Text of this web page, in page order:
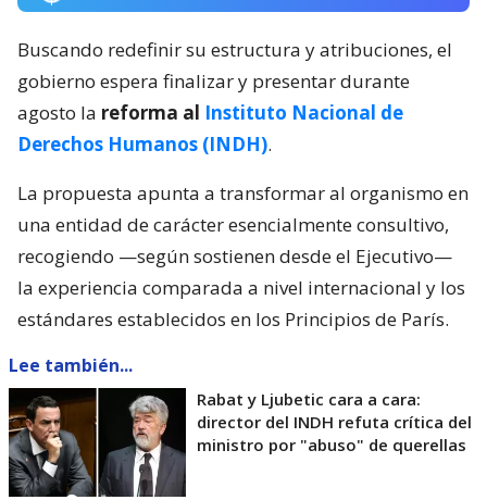
Buscando redefinir su estructura y atribuciones, el
gobierno espera finalizar y presentar durante
agosto la reforma al Instituto Nacional de
Derechos Humanos (INDH).
La propuesta apunta a transformar al organismo en
una entidad de carácter esencialmente consultivo,
recogiendo —según sostienen desde el Ejecutivo—
la experiencia comparada a nivel internacional y los
estándares establecidos en los Principios de París.
Lee también...
Rabat y Ljubetic cara a cara:
director del INDH refuta crítica del
ministro por "abuso" de querellas